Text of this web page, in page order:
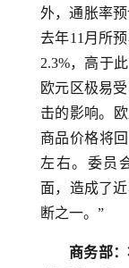
外，通胀率
去年11月所
2.3%，高于
欧元区极易
击的影响。
商品价格将
左右。委员
面，造成了
断之一。”
商务部